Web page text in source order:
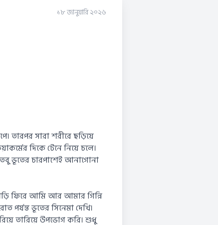
১৮ জানুয়ারি ২০২৬
তারপর সারা শরীরে ছড়িয়ে
দিকে টেনে নিয়ে চলে।
তবু ভূতের চারপাশেই আনাগোনা
ফিরে আমি আর আমার গিন্নি
পর্যন্ত ভূতের সিনেমা দেখি।
তারিয়ে উপভোগ করি। শুধু